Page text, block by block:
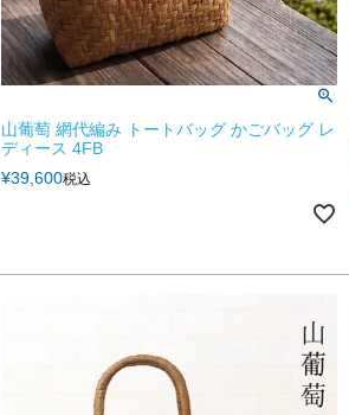
山葡萄 網代編み トートバッグ かごバッグ レ
ディース 4FB
¥39,600税込